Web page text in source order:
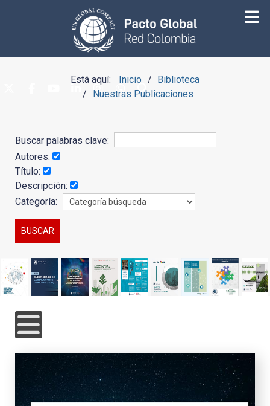
Está aquí: Inicio
Biblioteca
Nuestras Publicaciones
Buscar palabras clave:
Autores:
Título:
Descripción:
Categoría: